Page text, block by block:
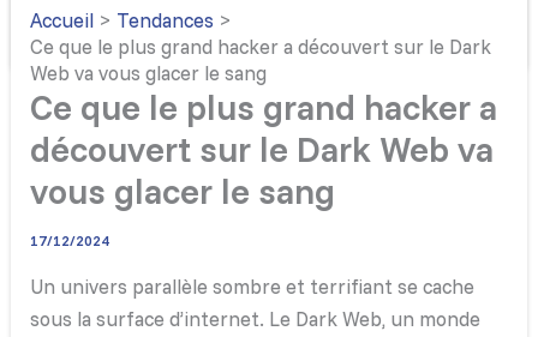
Accueil
Tendances
Ce que le plus grand hacker a découvert sur le Dark
Web va vous glacer le sang
Ce que le plus grand hacker a
découvert sur le Dark Web va
vous glacer le sang
17/12/2024
Un univers parallèle sombre et terrifiant se cache
sous la surface d’internet. Le Dark Web, un monde